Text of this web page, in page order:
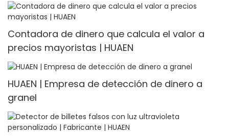
Contadora de dinero que calcula el valor a
precios mayoristas | HUAEN
HUAEN | Empresa de detección de dinero a
granel